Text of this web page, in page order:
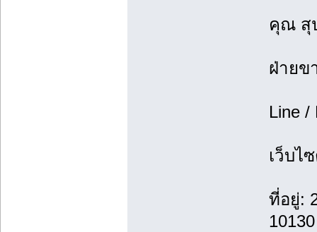
คุณ สุ
ฝ่ายข
Line /
เว็บไ
ที่อยู่:
10130